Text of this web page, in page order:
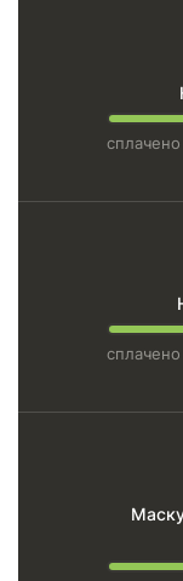
сплачено
сплачено